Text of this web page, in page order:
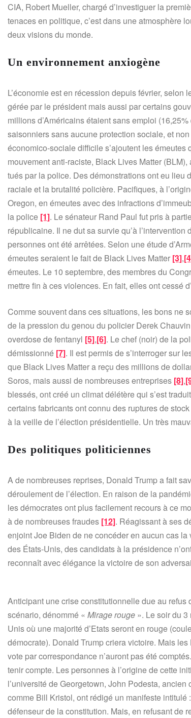
CIA, Robert Mueller, chargé d’investiguer la
tenaces en politique, c’est dans une atmosphère
deux visions du monde.
Un environnement anxiogène
L’économie est en récession depuis février,
gérée par le président mais aussi par certains
millions d’Américains étaient sans emploi
saisonniers sans aucune protection sociale, et
économico-sociale difficile s’ajoutent les
mouvement anti-raciste, Black Lives Matter
tués par la police. Des démonstrations ont eu lieu
raciale et la brutalité policière. Pacifiques, à
Oregon, en émeutes avec des infractions
la police [1]. Le sénateur Rand Paul fut pris à
républicaine. Il ne dut sa survie qu’à l’intervention
personnes ont été arrêtées. Selon une étude
émeutes seraient le fait de Black Lives Matter [3],
émeutes. Le 10 septembre, des membres du
mettre fin à ces violences. En fait, elles ont cessé
Comme souvent dans ces situations, les bons ne
de la pression du genou du policier Derek
overdose de fentanyl [5],[6]. Le chef (noir) de la
démissionné [7]. Il est permis de s’interroger sur
que Black Lives Matter a reçu des millions de
Soros, mais aussi de nombreuses entreprises [8],
blessés, ont créé un climat délétère qui s’est
certains fabricants ont connu des ruptures de stock
à la veille de l’élection présidentielle. Un très
Des politiques politiciennes
A de nombreuses reprises, Donald Trump a fait
déroulement de l’élection. En raison de la
les démocrates ont plus facilement recours à ce
à de nombreuses fraudes [12]. Réagissant à ses
enjoint Joe Biden de ne concéder en aucun cas
des États-Unis, des candidats à la présidence
reconnaît avec élégance la victoire de son
Anticipant une crise constitutionnelle due au
scénario, dénommé « Mirage rouge ». Le soir du
Unis où une majorité d’Etats seront en rouge
démocrate). Donald Trump criera victoire. Mais
vote par correspondance n’auront pas été
tenir compte. Les personnes à l’origine de cette
l’université de Georgetown, John Podesta,
comme Bill Kristol, ont rédigé un manifeste intitulé
défenseur de la constitution. Mais, en refusant de